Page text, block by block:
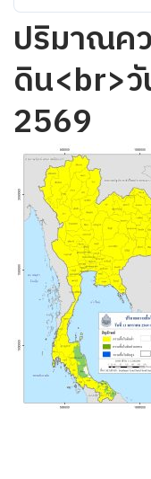
ปริมาณค
ดิน<br>
2569